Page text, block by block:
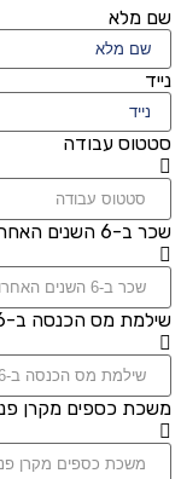
שם מלא
נייד
סטטוס עבודה
שכר ב-6 השנים האחרונות
שילמת מס הכנסה ב-6 השנים האחרונות?
משכת כספים מקרן